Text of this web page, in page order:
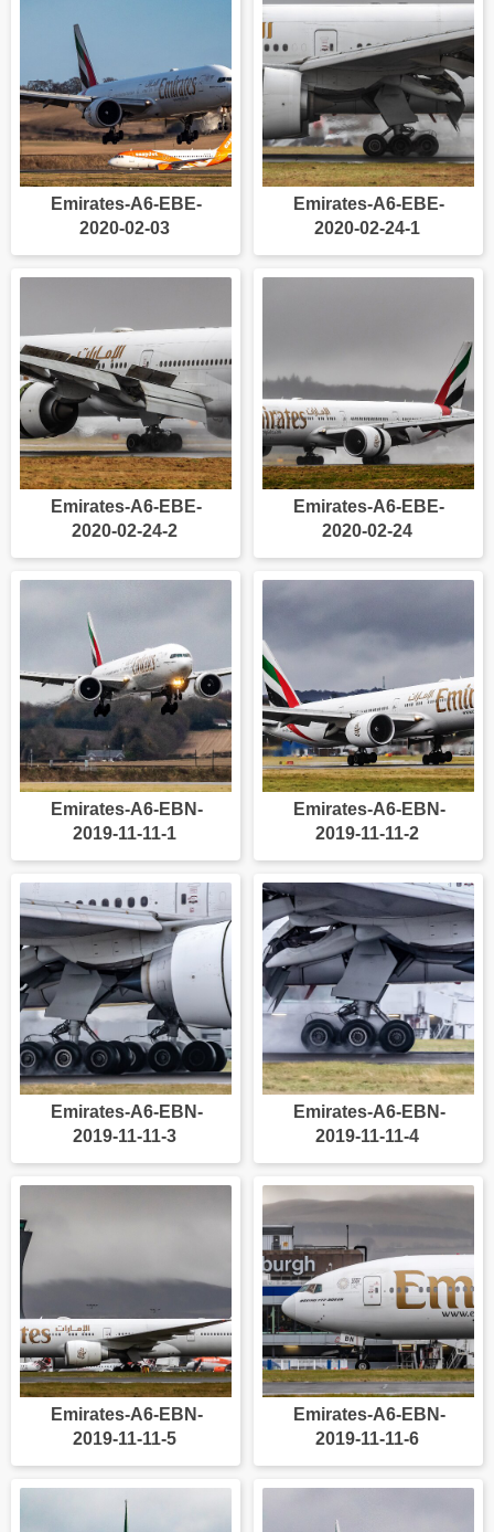
Emirates-A6-EBE-
2020-02-03
Emirates-A6-EBE-
2020-02-24-1
Emirates-A6-EBE-
2020-02-24-2
Emirates-A6-EBE-
2020-02-24
Emirates-A6-EBN-
2019-11-11-1
Emirates-A6-EBN-
2019-11-11-2
Emirates-A6-EBN-
2019-11-11-3
Emirates-A6-EBN-
2019-11-11-4
Emirates-A6-EBN-
2019-11-11-5
Emirates-A6-EBN-
2019-11-11-6